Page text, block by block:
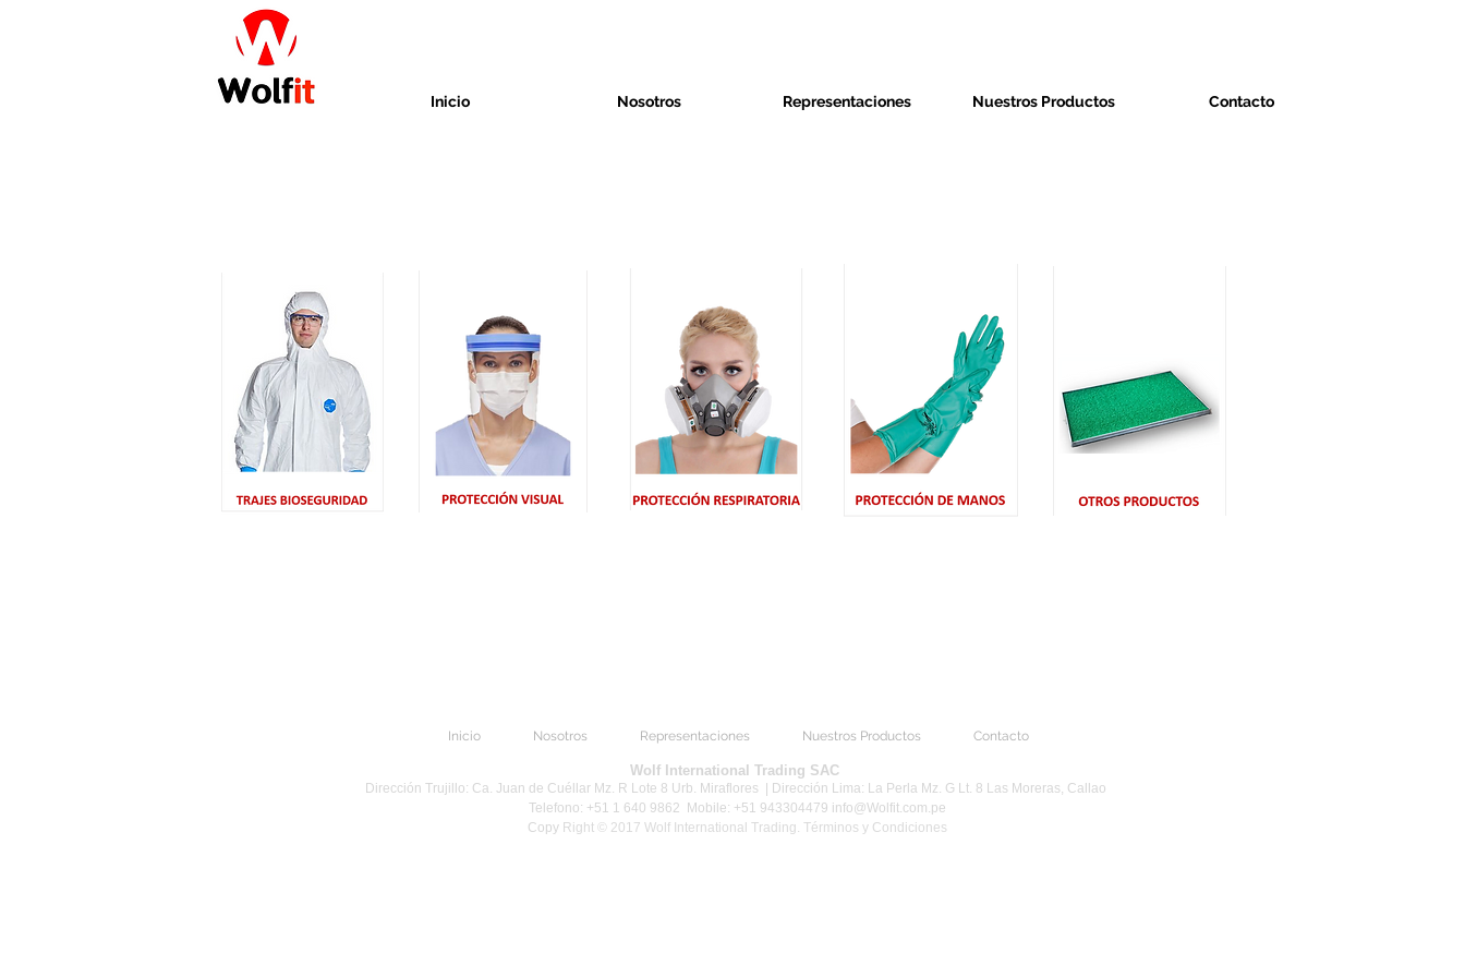
Inicio Nosotros Representaciones Nuestros Productos Contacto
Wolf International Trading SAC
Dirección Trujillo: Ca. Juan de Cuéllar Mz. R Lote 8 Urb. Miraflores |
Dirección Lima: La Perla Mz. G Lt. 8 Las Moreras, Callao
Telefono: +51 1 640 9862
Mobile: +51 943304479 info@Wolfit.com.pe
Copy Right © 2017 Wolf International Trading. Términos y Condiciones
Inicio Nosotros Representaciones Nuestros Productos Contacto